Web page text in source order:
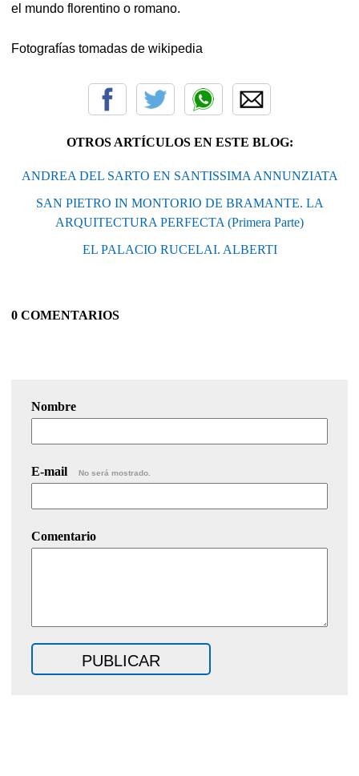
el mundo florentino o romano.
Fotografías tomadas de wikipedia
OTROS ARTÍCULOS EN ESTE BLOG:
ANDREA DEL SARTO EN SANTISSIMA ANNUNZIATA
SAN PIETRO IN MONTORIO DE BRAMANTE. LA
ARQUITECTURA PERFECTA (Primera Parte)
EL PALACIO RUCELAI. ALBERTI
0 COMENTARIOS
Nombre
E-mail No será mostrado.
Comentario